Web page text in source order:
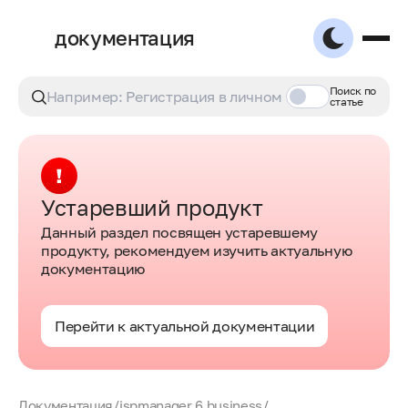
документация
Поиск по
статье
Устаревший продукт
Данный раздел посвящен устаревшему
продукту, рекомендуем изучить актуальную
документацию
Перейти к актуальной документации